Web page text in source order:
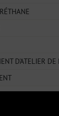
D'ATELIER DE